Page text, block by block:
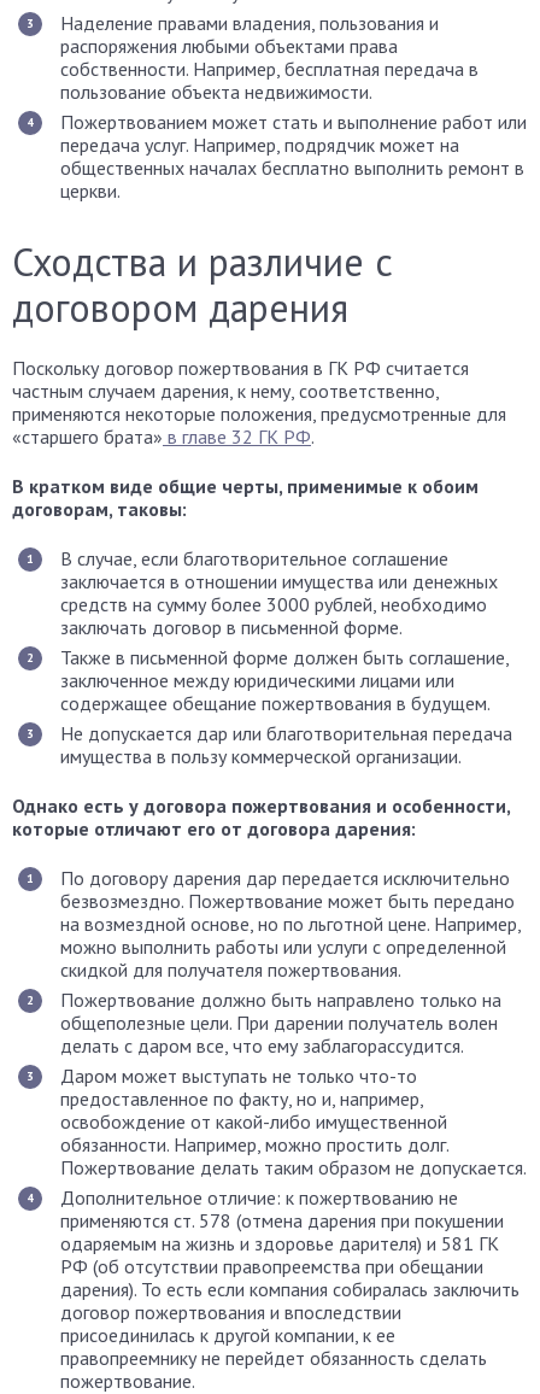
Наделение правами владения, пользования и
распоряжения любыми объектами права
собственности. Например, бесплатная передача в
пользование объекта недвижимости.
Пожертвованием может стать и выполнение работ или
передача услуг. Например, подрядчик может на
общественных началах бесплатно выполнить ремонт в
церкви.
Сходства и различие с
договором дарения
Поскольку договор пожертвования в ГК РФ считается
частным случаем дарения, к нему, соответственно,
применяются некоторые положения, предусмотренные для
«старшего брата» в главе 32 ГК РФ.
В кратком виде общие черты, применимые к обоим
договорам, таковы:
В случае, если благотворительное соглашение
заключается в отношении имущества или денежных
средств на сумму более 3000 рублей, необходимо
заключать договор в письменной форме.
Также в письменной форме должен быть соглашение,
заключенное между юридическими лицами или
содержащее обещание пожертвования в будущем.
Не допускается дар или благотворительная передача
имущества в пользу коммерческой организации.
Однако есть у договора пожертвования и особенности,
которые отличают его от договора дарения:
По договору дарения дар передается исключительно
безвозмездно. Пожертвование может быть передано
на возмездной основе, но по льготной цене. Например,
можно выполнить работы или услуги с определенной
скидкой для получателя пожертвования.
Пожертвование должно быть направлено только на
общеполезные цели. При дарении получатель волен
делать с даром все, что ему заблагорассудится.
Даром может выступать не только что-то
предоставленное по факту, но и, например,
освобождение от какой-либо имущественной
обязанности. Например, можно простить долг.
Пожертвование делать таким образом не допускается.
Дополнительное отличие: к пожертвованию не
применяются ст. 578 (отмена дарения при покушении
одаряемым на жизнь и здоровье дарителя) и 581 ГК
РФ (об отсутствии правопреемства при обещании
дарения). То есть если компания собиралась заключить
договор пожертвования и впоследствии
присоединилась к другой компании, к ее
правопреемнику не перейдет обязанность сделать
пожертвование.